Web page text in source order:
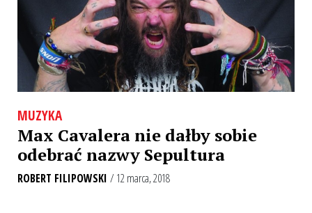
MUZYKA
Max Cavalera nie dałby sobie
odebrać nazwy Sepultura
ROBERT FILIPOWSKI / 12 marca, 2018